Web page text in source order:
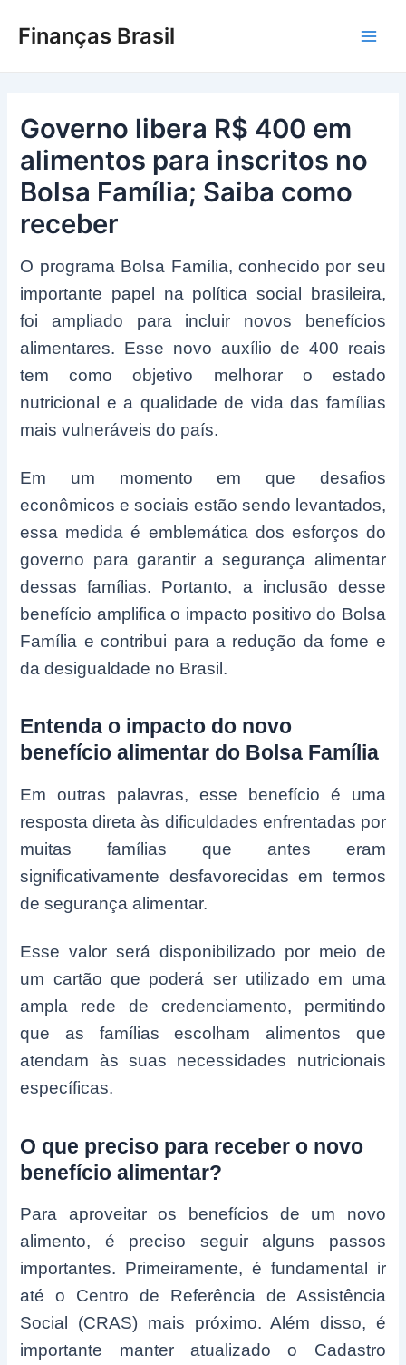
paraFinanças Brasil
Governo libera R$ 400 em
alimentos para inscritos no
Bolsa Família; Saiba como
receber
O programa Bolsa Família, conhecido por seu
importante papel na política social brasileira,
foi ampliado para incluir novos benefícios
alimentares. Esse novo auxílio de 400 reais
tem como objetivo melhorar o estado
nutricional e a qualidade de vida das famílias
mais vulneráveis do país.
Em um momento em que desafios
econômicos e sociais estão sendo levantados,
essa medida é emblemática dos esforços do
governo para garantir a segurança alimentar
dessas famílias. Portanto, a inclusão desse
benefício amplifica o impacto positivo do Bolsa
Família e contribui para a redução da fome e
da desigualdade no Brasil.
Entenda o impacto do novo
benefício alimentar do Bolsa Família
Em outras palavras, esse benefício é uma
resposta direta às dificuldades enfrentadas por
muitas famílias que antes eram
significativamente desfavorecidas em termos
de segurança alimentar.
Esse valor será disponibilizado por meio de
um cartão que poderá ser utilizado em uma
ampla rede de credenciamento, permitindo
que as famílias escolham alimentos que
atendam às suas necessidades nutricionais
específicas.
O que preciso para receber o novo
benefício alimentar?
Para aproveitar os benefícios de um novo
alimento, é preciso seguir alguns passos
importantes. Primeiramente, é fundamental ir
até o Centro de Referência de Assistência
Social (CRAS) mais próximo. Além disso, é
importante manter atualizado o Cadastro